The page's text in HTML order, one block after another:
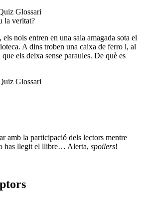
Glossari
la veritat?
els nois entren en una sala amagada sota el
A dins troben una caixa de ferro i, al
els deixa sense paraules. De què es
Glossari
amb la participació dels lectors mentre
has llegit el llibre… Alerta, spoilers!